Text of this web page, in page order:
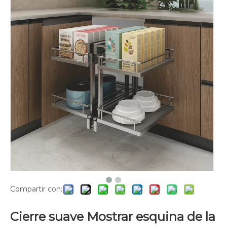
Compartir con:
Cierre suave Mostrar esquina de la